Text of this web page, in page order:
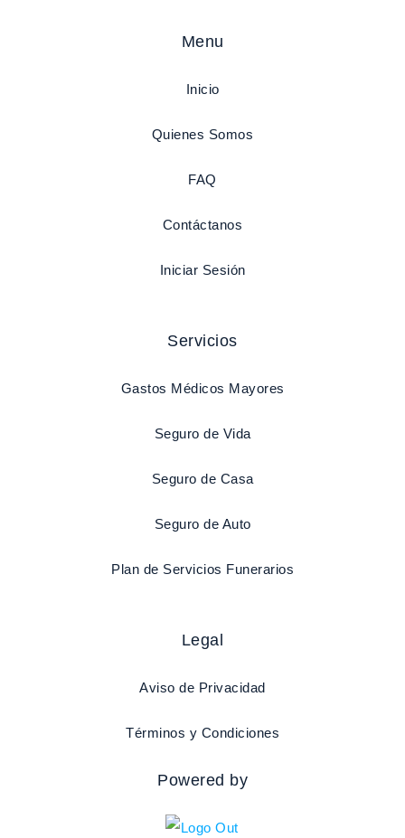
Menu
Inicio
Quienes Somos
FAQ
Contáctanos
Iniciar Sesión
Servicios
Gastos Médicos Mayores
Seguro de Vida
Seguro de Casa
Seguro de Auto
Plan de Servicios Funerarios
Legal
Aviso de Privacidad
Términos y Condiciones
Powered by